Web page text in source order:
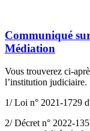
Communiqué
Médiation
Vous trouverez ci-
l’institution judiciaire.
1/ Loi n° 2021-1729
2/ Décret n° 2022-